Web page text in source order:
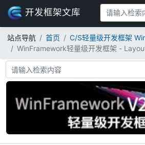
开发框架文库
站点导航 首页
C/S轻量级开发框架
WinFramework轻量级开发框架 -